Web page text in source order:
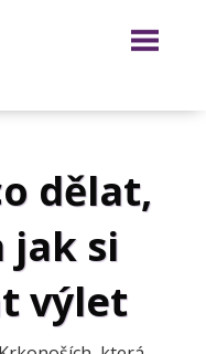
dělat,
jak si
výlet